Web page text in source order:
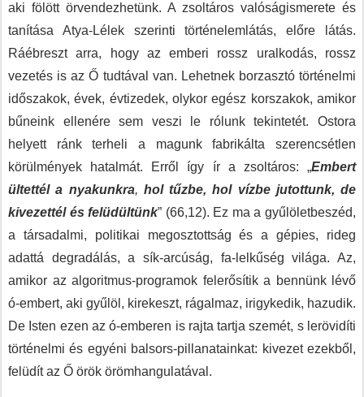
aki fölött örvendezhetünk. A zsoltáros valóságismerete és
tanítása Atya-Lélek szerinti történelemlátás, előre látás.
Ráébreszt arra, hogy az emberi rossz uralkodás, rossz
vezetés is az Ő tudtával van. Lehetnek borzasztó történelmi
időszakok, évek, évtizedek, olykor egész korszakok, amikor
bűneink ellenére sem veszi le rólunk tekintetét. Ostora
helyett ránk terheli a magunk fabrikálta szerencsétlen
körülmények hatalmát. Erről így ír a zsoltáros: „Embert
ültettél a nyakunkra, hol tűzbe, hol vízbe jutottunk, de
kivezettél és felüdültünk” (66,12). Ez ma a gyűlöletbeszéd,
a társadalmi, politikai megosztottság és a gépies, rideg
adattá degradálás, a sík-arcúság, fa-lelkűség világa. Az,
amikor az algoritmus-programok felerősítik a bennünk lévő
ó-embert, aki gyűlöl, kirekeszt, rágalmaz, irigykedik, hazudik.
De Isten ezen az ó-emberen is rajta tartja szemét, s lerövidíti
történelmi és egyéni balsors-pillanatainkat: kivezet ezekből,
felüdít az Ő örök örömhangulatával.